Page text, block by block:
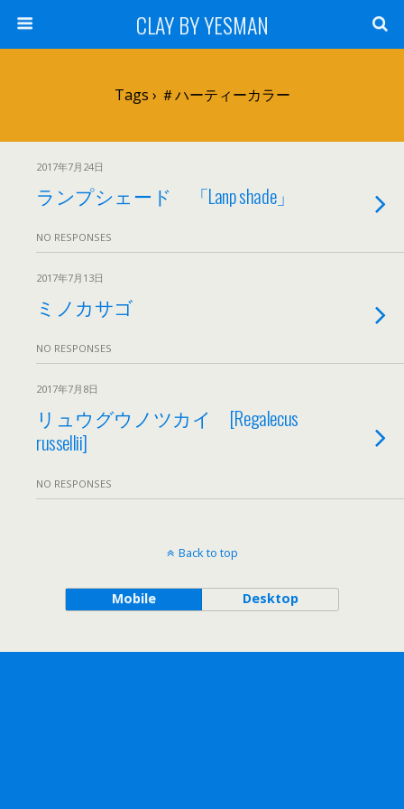
CLAY BY YESMAN
Tags › ＃ハーティーカラー
2017年7月24日
ランプシェード 「Lanp shade」
NO RESPONSES
2017年7月13日
ミノカサゴ
NO RESPONSES
2017年7月8日
リュウグウノツカイ [Regalecus
russellii]
NO RESPONSES
Back to top
Mobile Desktop